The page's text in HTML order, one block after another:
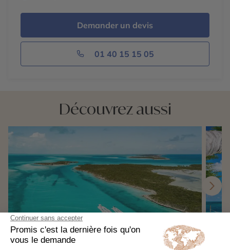
Demander un devis
01 40 15 15 05
Découvrez aussi